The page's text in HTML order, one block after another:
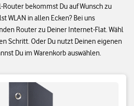
Router bekommst Du auf Wunsch zu
WLAN in allen Ecken? Bei uns
Router zu Deiner Internet-Flat. Wähl
Schritt. Oder Du nutzt Deinen eigenen
Du im Warenkorb auswählen.